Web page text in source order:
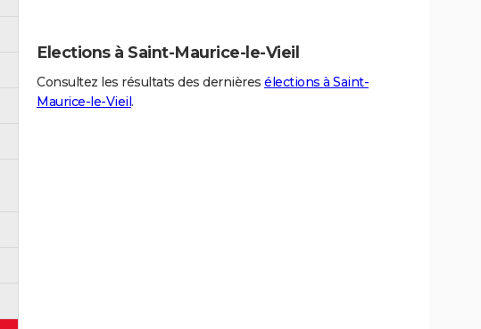
Elections à Saint-Maurice-le-Vieil
Consultez les résultats des dernières élections à Saint-
Maurice-le-Vieil.